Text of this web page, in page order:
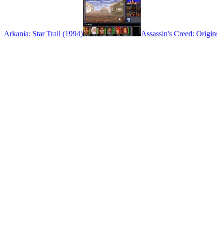
Arkania: Star Trail (1994) Assassin's Creed: